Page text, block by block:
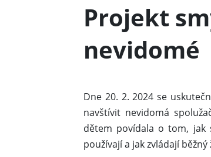
Projekt
nevidomé
Dne 20. 2. 2024 se
navštívit nevidomá
dětem povídala o tom, jak
používají a jak zvládají běžný